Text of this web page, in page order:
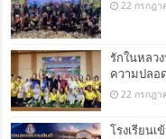
22 กรกฎา
รักในหลว
ความปลอ
22 กรกฎา
โรงเรียน